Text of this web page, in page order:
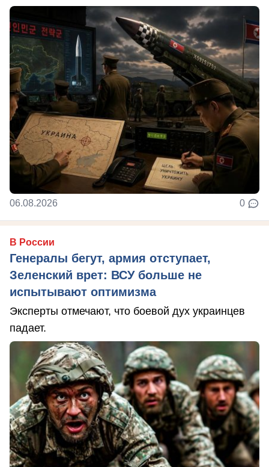
06.08.2026 0
В России
Генералы бегут, армия отступает,
Зеленский врет: ВСУ больше не
испытывают оптимизма
Эксперты отмечают, что боевой дух украинцев
падает.